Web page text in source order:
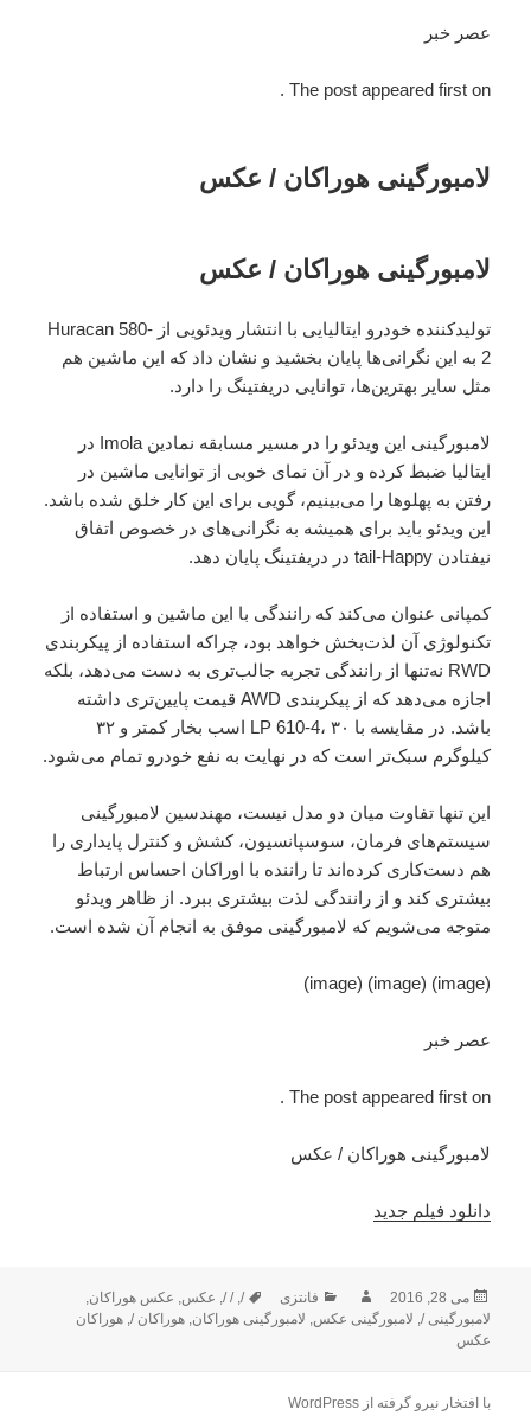
عصر خبر
The post appeared first on .
لامبورگینی هوراکان / عکس
لامبورگینی هوراکان / عکس
تولیدکننده خودرو ایتالیایی با انتشار ویدئویی از Huracan 580-
2 به این نگرانی‌ها پایان بخشید و نشان داد که این ماشین هم
مثل سایر بهترین‌ها، توانایی دریفتینگ را دارد.
لامبورگینی این ویدئو را در مسیر مسابقه نمادین Imola در
ایتالیا ضبط کرده و در آن نمای خوبی از توانایی ماشین در
رفتن به پهلوها را می‌بینیم، گویی برای این کار خلق شده باشد.
این ویدئو باید برای همیشه به نگرانی‌های در خصوص اتفاق
نیفتادن tail-Happy در دریفتینگ پایان دهد.
کمپانی عنوان می‌کند که رانندگی با این ماشین و استفاده از
تکنولوژی آن لذت‌بخش خواهد بود، چراکه استفاده از پیکربندی
RWD نه‌تنها از رانندگی تجربه جالب‌تری به دست می‌دهد، بلکه
اجازه می‌دهد که از پیکربندی AWD قیمت پایین‌تری داشته
باشد. در مقایسه با LP 610-4، ۳۰ اسب بخار کمتر و ۳۲
کیلوگرم سبک‌تر است که در نهایت به نفع خودرو تمام می‌شود.
این تنها تفاوت میان دو مدل نیست، مهندسین لامبورگینی
سیستم‌های فرمان، سوسپانسیون، کشش و کنترل پایداری را
هم دست‌کاری کرده‌اند تا راننده با اوراکان احساس ارتباط
بیشتری کند و از رانندگی لذت بیشتری ببرد. از ظاهر ویدئو
متوجه می‌شویم که لامبورگینی موفق به انجام آن شده است.
(image) (image) (image)
عصر خبر
The post appeared first on .
لامبورگینی هوراکان / عکس
دانلود فیلم جدید
ارسال
شده
در
می 28, 2016 نویسندهدسته‌ها
فانتزی برچسب‌ها/
,
/ /
, عکس, عکس هوراکان,
لامبورگینی /, لامبورگینی عکس, لامبورگینی هوراکان,هوراکان /,هوراکان
عکس
با افتخار نیرو گرفته از WordPress